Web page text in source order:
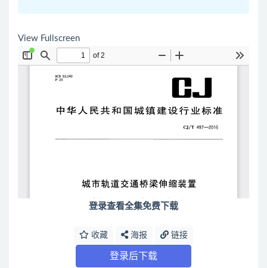
View Fullscreen
登录查看全集免费下载
收藏 海报 链接
登录后下载